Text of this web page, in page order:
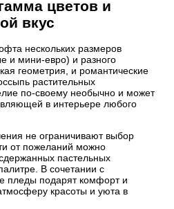
цветов и
вкус
нескольких размеров
и мини-евро) и разного
геометрия, и романтические
растительных
по-своему необычно и может
в интерьере любого
не ограничивают выбор
от пожеланий можно
пастельных
В сочетании с
пледы подарят комфорт и
красоты и уюта в